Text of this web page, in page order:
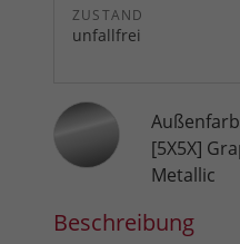
ZUSTAND
unfallfrei
[5X5X]
Metallic
Beschreibung